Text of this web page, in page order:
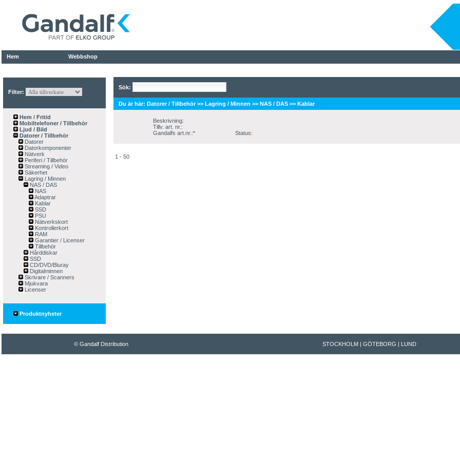
Hem Webbshop
Filter:
Hem / Fritid
Mobiltelefoner / Tillbehör
Ljud / Bild
Datorer / Tillbehör
Datorer
Datorkomponenter
Nätverk
Periferi / Tillbehör
Streaming / Video
Säkerhet
Lagring / Minnen
NAS / DAS
NAS
Adaptrar
Kablar
SSD
PSU
Nätverkskort
Kontrollerkort
RAM
Garantier / Licenser
Tillbehör
Hårddiskar
SSD
CD/DVD/Bluray
Digitalminnen
Skrivare / Scanners
Mjukvara
Licenser
Produktnyheter
Sök:
Du är här: Datorer / Tillbehör>> Lagring / Minnen >> NAS / DAS >> Kablar
Beskrivning:
Tillv. art. nr.:
Gandalfs art.nr.:*
Status:
1 - 50
© Gandalf Distribution STOCKHOLM | GÖTEBORG | LUND